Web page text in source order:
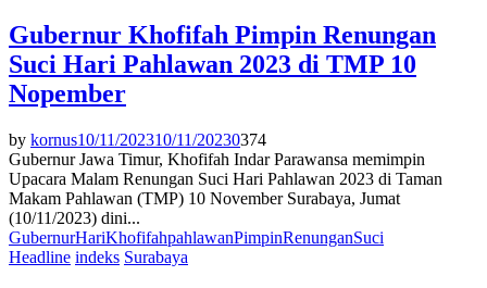
Gubernur Khofifah Pimpin Renungan
Suci Hari Pahlawan 2023 di TMP 10
Nopember
by kornus10/11/202310/11/20230374
Gubernur Jawa Timur, Khofifah Indar Parawansa memimpin
Upacara Malam Renungan Suci Hari Pahlawan 2023 di Taman
Makam Pahlawan (TMP) 10 November Surabaya, Jumat
(10/11/2023) dini...
GubernurHariKhofifahpahlawanPimpinRenunganSuci
Headline indeks Surabaya